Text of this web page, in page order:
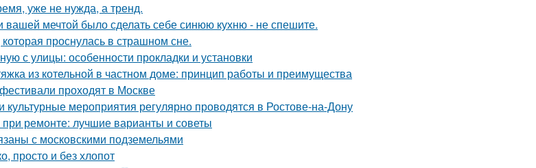
уже не нужда, а тренд.
вашей мечтой было сделать себе синюю кухню - не спешите.
проснулась в страшном сне.
с улицы: особенности прокладки и установки
из котельной в частном доме: принцип работы и преимущества
проходят в Москве
культурные мероприятия регулярно проводятся в Ростове-на-Дону
ремонте: лучшие варианты и советы
с московскими подземельями
просто и без хлопот